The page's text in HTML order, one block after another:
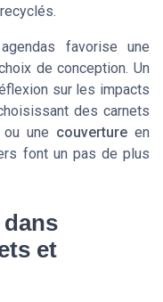
favorise une
de conception. Un
sur les impacts
des carnets
une couvertureen
font un pas de plus
dans
et